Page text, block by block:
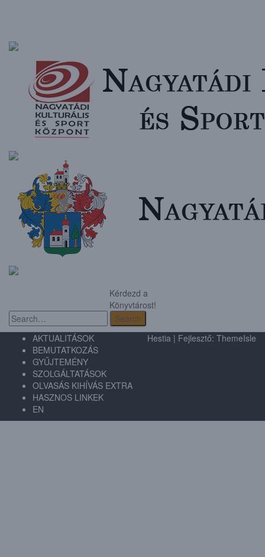
Kérdezd a
Könyvtárost!
Search
Search
AKTUALITÁSOK
BEMUTATKOZÁS
GYŰJTEMÉNY
SZOLGÁLTATÁSOK
OLVASÁS KIHÍVÁS EXTRA
HASZNOS LINKEK
EN
Hestia | Fejlesztő: ThemeIsle